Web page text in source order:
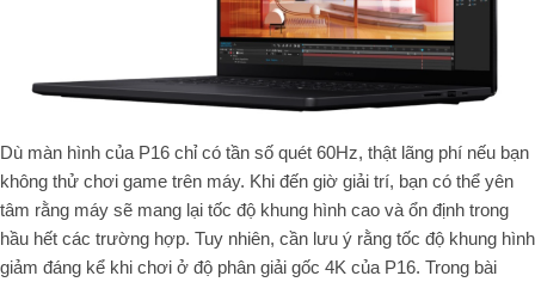
Dù màn hình của P16 chỉ có tần số quét 60Hz, thật lãng phí nếu bạn
không thử chơi game trên máy. Khi đến giờ giải trí, bạn có thể yên
tâm rằng máy sẽ mang lại tốc độ khung hình cao và ổn định trong
hầu hết các trường hợp. Tuy nhiên, cần lưu ý rằng tốc độ khung hình
giảm đáng kể khi chơi ở độ phân giải gốc 4K của P16. Trong bài